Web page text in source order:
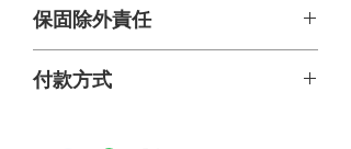
快處理。
此為簡易DIY商品，組裝前請先評量
自身是否有組裝能力，以及詳細觀
下單前請詢問是否有貨，發貨時間
訂單確定後1~2天。
方式: 貨運配送，由貨運公司聯繫收
貨。
由於退換貨須保持產品以及外包裝
完整，建議包裝材料留至確認購買
保固除外責任
以下內容均不在保固範圍內，本公
司得酌收費用或不予受理。
●人為損壞: 非經本公司認可客戶自
付款方式